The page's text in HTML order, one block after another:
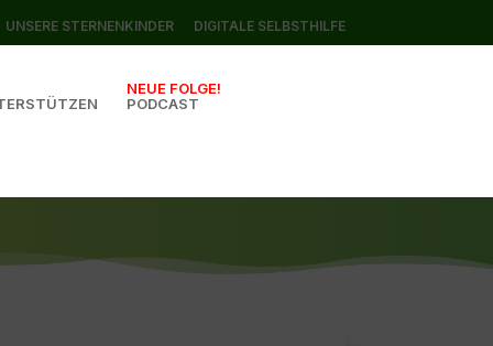
UNSERE STERNENKINDER DIGITALE SELBSTHILFE
NEUE FOLGE!
PODCAST